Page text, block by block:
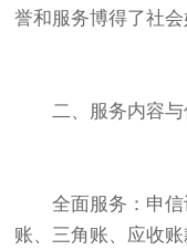
誉和服务博得了社会
二、服务内容
全面服务：申
账、三角账、应收